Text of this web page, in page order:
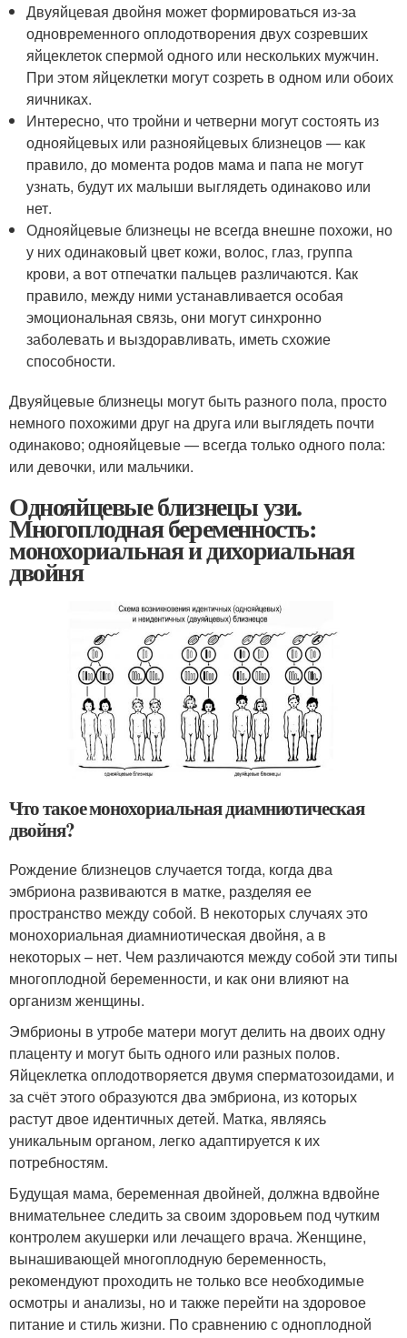
Двуяйцевая двойня может формироваться из-за
одновременного оплодотворения двух созревших
яйцеклеток спермой одного или нескольких мужчин.
При этом яйцеклетки могут созреть в одном или обоих
яичниках.
Интересно, что тройни и четверни могут состоять из
однояйцевых или разнояйцевых близнецов — как
правило, до момента родов мама и папа не могут
узнать, будут их малыши выглядеть одинаково или
нет.
Однояйцевые близнецы не всегда внешне похожи, но
у них одинаковый цвет кожи, волос, глаз, группа
крови, а вот отпечатки пальцев различаются. Как
правило, между ними устанавливается особая
эмоциональная связь, они могут синхронно
заболевать и выздоравливать, иметь схожие
способности.
Двуяйцевые близнецы могут быть разного пола, просто
немного похожими друг на друга или выглядеть почти
одинаково; однояйцевые — всегда только одного пола:
или девочки, или мальчики.
Однояйцевые близнецы узи.
Многоплодная беременность:
монохориальная и дихориальная
двойня
Что такое монохориальная диамниотическая
двойня?
Рождение близнецов случается тогда, когда два
эмбриона развиваются в матке, разделяя ее
прострaнcтво между собой. В некоторых случаях это
монохориальная диамниотическая двойня, а в
некоторых – нет. Чем различаются между собой эти типы
многоплодной беременности, и как они влияют на
организм женщины.
Эмбрионы в утробе матери могут делить на двоих одну
плаценту и могут быть одного или разных полов.
Яйцеклетка оплодотворяется двумя cпepматозоидами, и
за счёт этого образуются два эмбриона, из которых
растут двое идентичных детей. Матка, являясь
уникальным органом, легко адаптируется к их
потребностям.
Будущая мама, беременная двойней, должна вдвойне
внимательнее следить за своим здоровьем под чутким
контролем акушерки или лечащего врача. Женщине,
вынашивающей многоплодную беременность,
рекомендуют проходить не только все необходимые
осмотры и анализы, но и также перейти на здоровое
питание и стиль жизни. По сравнению с одноплодной